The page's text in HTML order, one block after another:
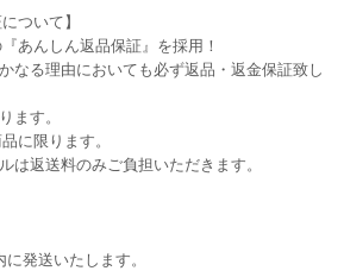
ついて】
あんしん返品保証』を採用！
なる理由においても必ず返品・返金保証致し
ます。
に限ります。
は返送料のみご負担いただきます。
発送いたします。